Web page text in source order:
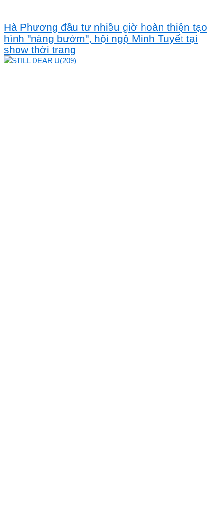
Hà Phương đầu tư nhiều giờ hoàn thiện tạo
hình "nàng bướm", hội ngộ Minh Tuyết tại
show thời trang